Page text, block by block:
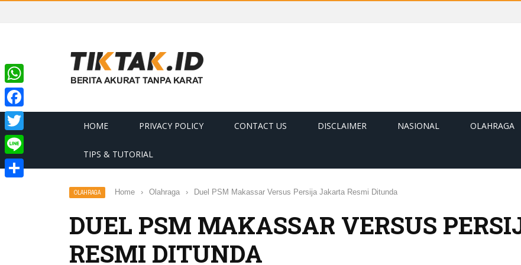
HOME PRIVACY POLICY CONTACT US DISCLAIMER NASIONAL OLAHRAGA
TIPS & TUTORIAL
OLAHRAGA Home › Olahraga › Duel PSM Makassar Versus Persija Jakarta Resmi Ditunda
DUEL PSM MAKASSAR VERSUS
RESMI DITUNDA
WhatsApp
Facebook
Twitter
Line